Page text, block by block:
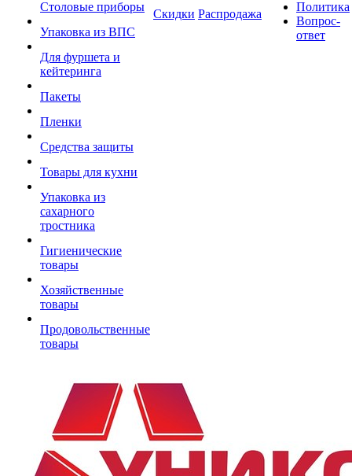
Столовые приборы
Упаковка из ВПС
Для фуршета и
кейтеринга
Пакеты
Пленки
Средства защиты
Товары для кухни
Упаковка из
сахарного
тростника
Гигиенические
товары
Хозяйственные
товары
Продовольственные
товары
Скидки Распродажа
Политика
Вопрос-
ответ